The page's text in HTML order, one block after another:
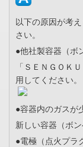
以下の原因が考
さい。
●他社製容器（ボ
「ＳＥＮＧＯＫ
用してください。
●容器内のガスが
新しい容器（ボ
●電極（点火プラ